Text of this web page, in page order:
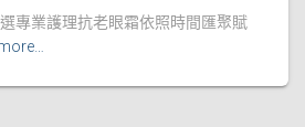
專業護理抗老眼霜依照時間匯聚賦